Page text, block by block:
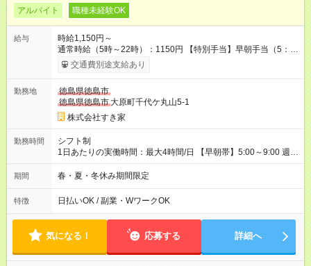
アルバイト 職種未経験OK
給与
時給1,150円～
通常時給（5時～22時）：1150円 【特別手当】早朝手当（5：
00-9：00）時給+150円 【試用期間】試用期間あり 試用期間の
長さ：1ヶ月 雇用形態、給与は本採用時と同じです。 試用期間
させていただきます。 研修制度あり：15時間(研修中も同時給）
交通費別途支給あり
勤務地
徳島県徳島市
徳島県徳島市 大原町千代ケ丸山5-1
株式会社すき家
勤務時間
シフト制
1日あたりの実働時間：最大4時間/日 【早朝帯】5:00～9:00 週2
日～・1日2h～OK◎ 勤務時間や曜日はご相談ください。
期間 春・夏・冬休み期間限定
特徴 日払いOK / 副業・WワークOK
気になる！ 応募する 詳細へ